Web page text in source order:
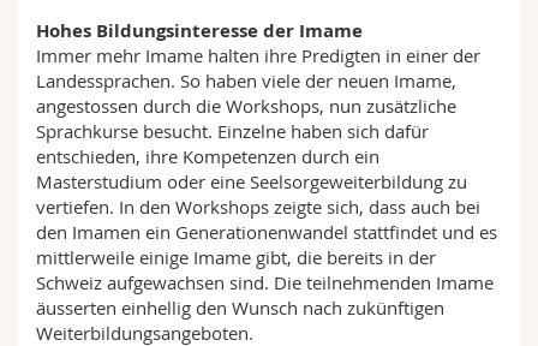
Hohes Bildungsinteresse der Imame
Immer mehr Imame halten ihre Predigten in einer der
Landessprachen. So haben viele der neuen Imame,
angestossen durch die Workshops, nun zusätzliche
Sprachkurse besucht. Einzelne haben sich dafür
entschieden, ihre Kompetenzen durch ein
Masterstudium oder eine Seelsorgeweiterbildung zu
vertiefen. In den Workshops zeigte sich, dass auch bei
den Imamen ein Generationenwandel stattfindet und es
mittlerweile einige Imame gibt, die bereits in der
Schweiz aufgewachsen sind. Die teilnehmenden Imame
äusserten einhellig den Wunsch nach zukünftigen
Weiterbildungsangeboten.